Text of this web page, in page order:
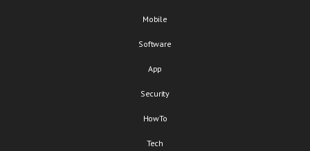
Mobile
Software
App
Security
HowTo
Tech